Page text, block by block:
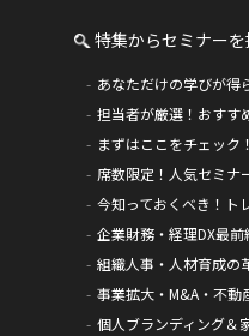
特集からセミナーを
あなただけの学びが得
担当者が厳選！おすす
まずはここをチェック
席数限定！人気セミナ
今知っておくべき！ト
企業財務・経理DX最前
組織人事・人材育成の
事業拡大・M&A・不動
個人ブランディング＆